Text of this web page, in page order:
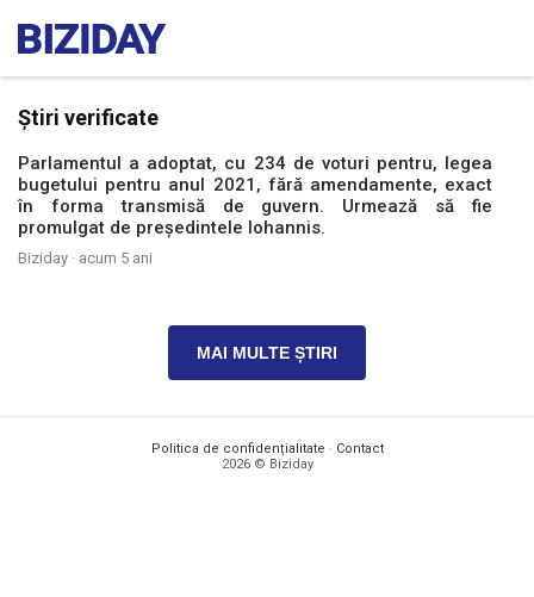
Știri verificate
Parlamentul a adoptat, cu 234 de voturi pentru, legea
bugetului pentru anul 2021, fără amendamente, exact
în forma transmisă de guvern. Urmează să fie
promulgat de președintele Iohannis.
Biziday · acum 5 ani
MAI MULTE ȘTIRI
Politica de confidențialitate · Contact
2026 © Biziday